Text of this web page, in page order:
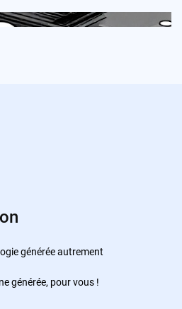
générée autrement
générée, pour vous !